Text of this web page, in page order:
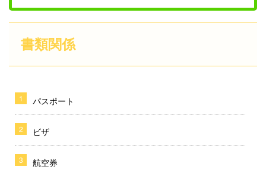
書類関係
パスポート
ビザ
航空券